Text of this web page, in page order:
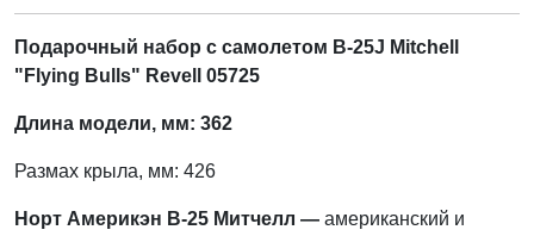
Подарочный набор с самолетом B-25J Mitchell
"Flying Bulls" Revell 05725
Длина модели, мм: 362
Размах крыла, мм: 426
Норт Америкэн B-25 Митчелл — американский и